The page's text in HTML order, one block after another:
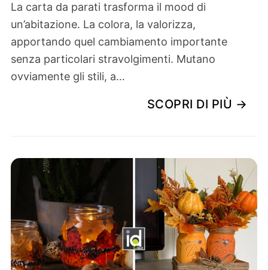
La carta da parati trasforma il mood di
un’abitazione. La colora, la valorizza,
apportando quel cambiamento importante
senza particolari stravolgimenti. Mutano
ovviamente gli stili, a…
SCOPRI DI PIÙ →